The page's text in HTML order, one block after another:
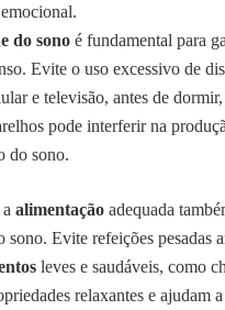
do sono é fundamental para
Evite o uso excessivo de
e televisão, antes de
pode interferir na
do sono.
alimentação adequada
sono. Evite refeições pesadas
leves e saudáveis, como
relaxantes e ajudam